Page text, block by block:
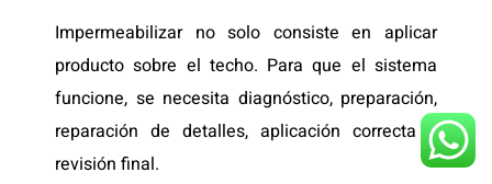
Impermeabilizar no solo consiste en aplicar
producto sobre el techo. Para que el sistema
funcione, se necesita diagnóstico, preparación,
reparación de detalles, aplicación correcta y
revisión final.